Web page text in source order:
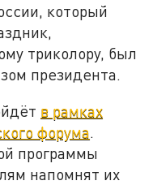
который
триколору, был
президента.
в рамках
форума.
программы
напомнят их